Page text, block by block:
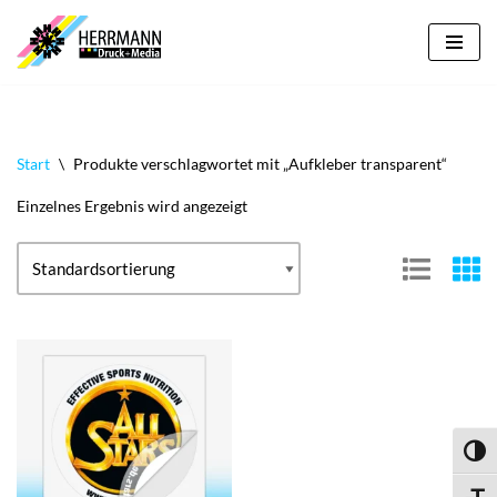
Zum
Start \ Produkte verschlagwortet mit „Aufkleber transparent“
Einzelnes Ergebnis wird angezeigt